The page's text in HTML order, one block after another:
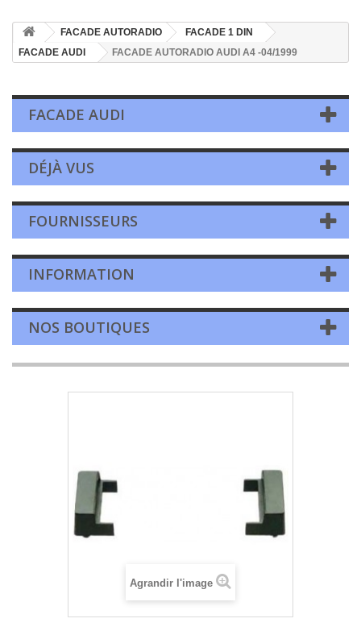
FACADE AUTORADIO
FACADE 1 DIN
FACADE AUDI
FACADE AUTORADIO AUDI A4 -04/1999
FACADE AUDI
DÉJÀ VUS
FOURNISSEURS
INFORMATION
NOS BOUTIQUES
Agrandir l'image